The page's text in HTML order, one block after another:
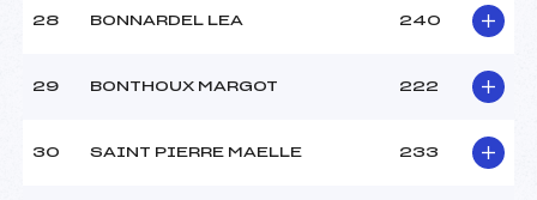
28 BONNARDEL LEA 240
29 BONTHOUX MARGOT 222
30 SAINT PIERRE MAELLE 233